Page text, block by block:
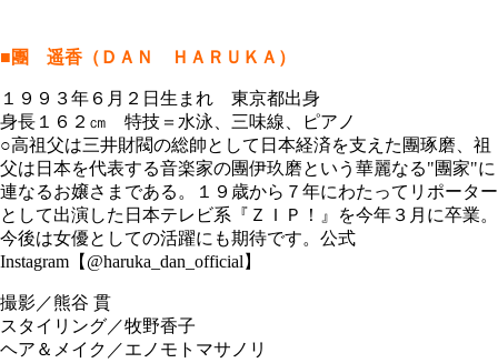
■團 遥香（ＤＡＮ ＨＡＲＵＫＡ）
１９９３年６月２日生まれ 東京都出身
身長１６２㎝ 特技＝水泳、三味線、ピアノ
○高祖父は三井財閥の総帥として日本経済を支えた團琢磨、祖
父は日本を代表する音楽家の團伊玖磨という華麗なる"團家"に
連なるお嬢さまである。１９歳から７年にわたってリポーター
として出演した日本テレビ系『ＺＩＰ！』を今年３月に卒業。
今後は女優としての活躍にも期待です。公式
Instagram【@haruka_dan_official】
撮影／熊谷 貫
スタイリング／牧野香子
ヘア＆メイク／エノモトマサノリ